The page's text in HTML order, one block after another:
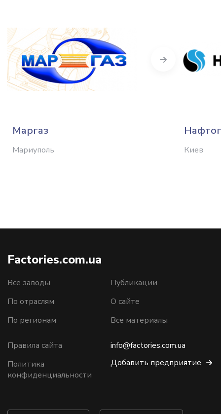
Маргаз
Мариуполь Киев
Next
Factories.com.ua
Все заводы
По отраслям
По регионам
Публикации
О сайте
Все материалы
Правила сайта
Политика
конфиденциальности
info@factories.com.ua
Добавить предприятие